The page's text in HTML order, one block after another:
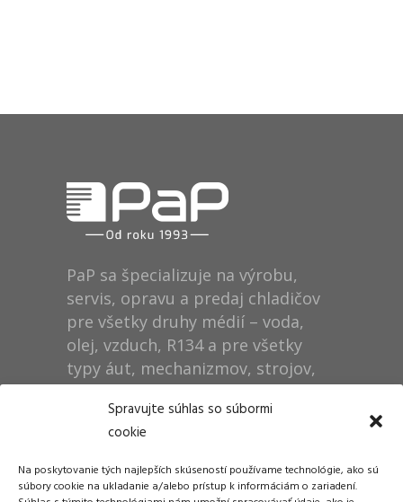
Spravujte súhlas so súbormi
cookie
Na poskytovanie tých najlepších skúseností používame technológie, ako sú
súbory cookie na ukladanie a/alebo prístup k informáciám o zariadení.
PaP sa špecializuje na výrobu,
servis, opravu a predaj chladičov
pre všetky druhy médií – voda,
olej, vzduch, R134 a pre všetky
typy áut, mechanizmov, strojov,
technológií, rušňov…
Dušan Pytel P a P